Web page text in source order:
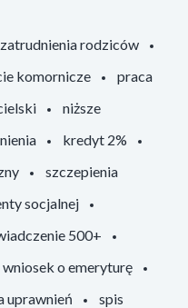
rodziców
komornicze
praca
niższe
kredyt 2%
szczepienia
socjalnej
500+
wniosek o emeryturę
uprawnień
spis